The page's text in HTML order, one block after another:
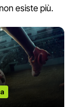
esiste più.